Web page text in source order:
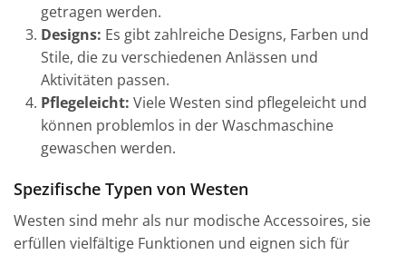
getragen werden.
Designs: Es gibt zahlreiche Designs, Farben und
Stile, die zu verschiedenen Anlässen und
Aktivitäten passen.
Pflegeleicht: Viele Westen sind pflegeleicht und
können problemlos in der Waschmaschine
gewaschen werden.
Spezifische Typen von Westen
Westen sind mehr als nur modische Accessoires, sie
erfüllen vielfältige Funktionen und eignen sich für